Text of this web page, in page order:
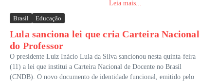
Leia mais...
Brasil Educação
Lula sanciona lei que cria Carteira Nacional
do Professor
O presidente Luiz Inácio Lula da Silva sancionou nesta quinta-feira
(11) a lei que institui a Carteira Nacional de Docente no Brasil
(CNDB). O novo documento de identidade funcional, emitido pelo